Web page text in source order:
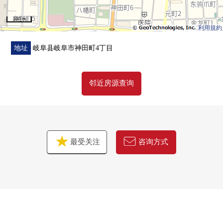
利用規約
100 m
地址 岐阜县岐阜市神田町4丁目
邻近房源查询
最受关注 咨询方式